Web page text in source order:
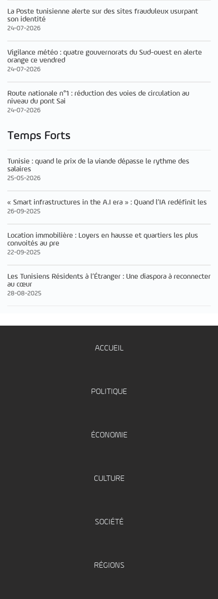
La Poste tunisienne alerte sur des sites frauduleux usurpant
son identité
24-07-2026
Vigilance météo : quatre gouvernorats du Sud-ouest en alerte
orange ce vendred
24-07-2026
Route nationale n°1 : réduction des voies de circulation au
niveau du pont Sai
24-07-2026
Temps Forts
Tunisie : quand le prix de la viande dépasse le rythme des
salaires
25-05-2026
« Smart infrastructures in the A.I era » : Quand l’IA redéfinit les
26-09-2025
Location immobilière : Loyers en hausse et quartiers les plus
convoités au pre
22-09-2025
Les Tunisiens Résidents à l’Étranger : Une diaspora à reconnecter
au cœur
28-08-2025
ACCUEIL
POLITIQUE
ÉCONOMIE
CULTURE
SOCIÉTÉ
RÉGIONS